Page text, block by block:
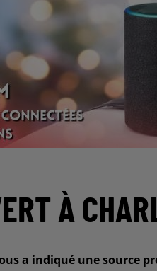
À
a indiqué une source